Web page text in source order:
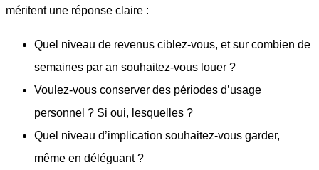
méritent une réponse claire :
Quel niveau de revenus ciblez-vous, et sur combien de
semaines par an souhaitez-vous louer ?
Voulez-vous conserver des périodes d’usage
personnel ? Si oui, lesquelles ?
Quel niveau d’implication souhaitez-vous garder,
même en déléguant ?